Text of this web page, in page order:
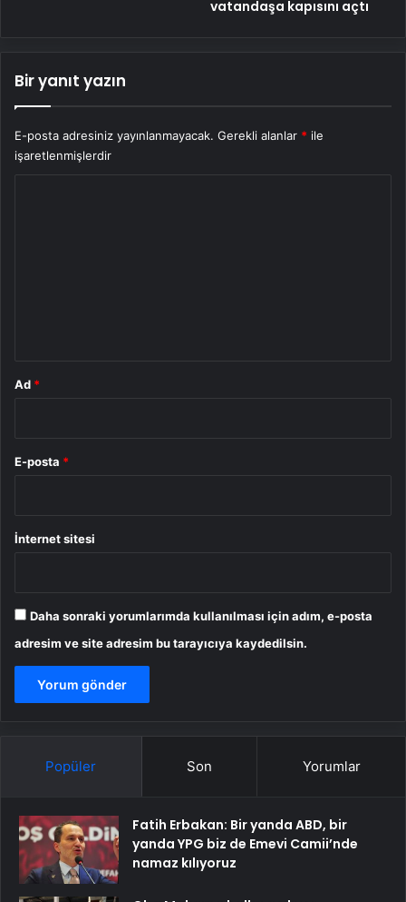
vatandaşa kapısını açtı
Bir yanıt yazın
E-posta adresiniz yayınlanmayacak. Gerekli alanlar * ile
işaretlenmişlerdir
Ad *
E-posta *
İnternet sitesi
Daha sonraki yorumlarımda kullanılması için adım, e-posta
adresim ve site adresim bu tarayıcıya kaydedilsin.
Popüler Son Yorumlar
Fatih Erbakan: Bir yanda ABD, bir
yanda YPG biz de Emevi Camii’nde
namaz kılıyoruz